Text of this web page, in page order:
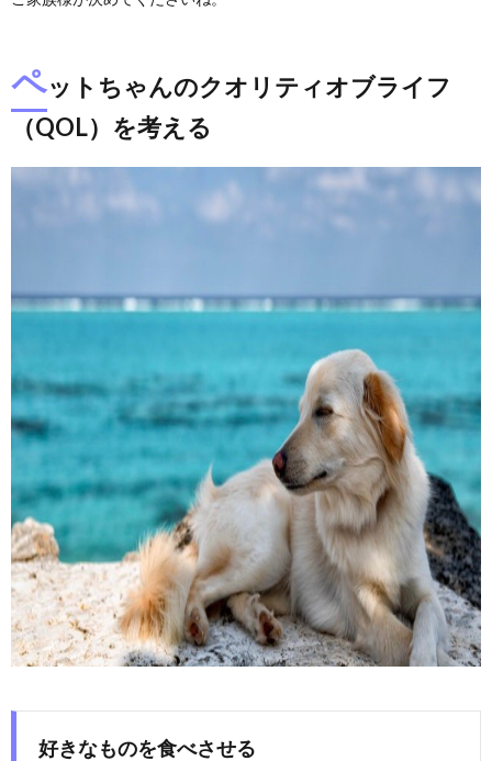
ペットちゃんのクオリティオブライフ
（QOL）を考える
好きなものを食べさせる